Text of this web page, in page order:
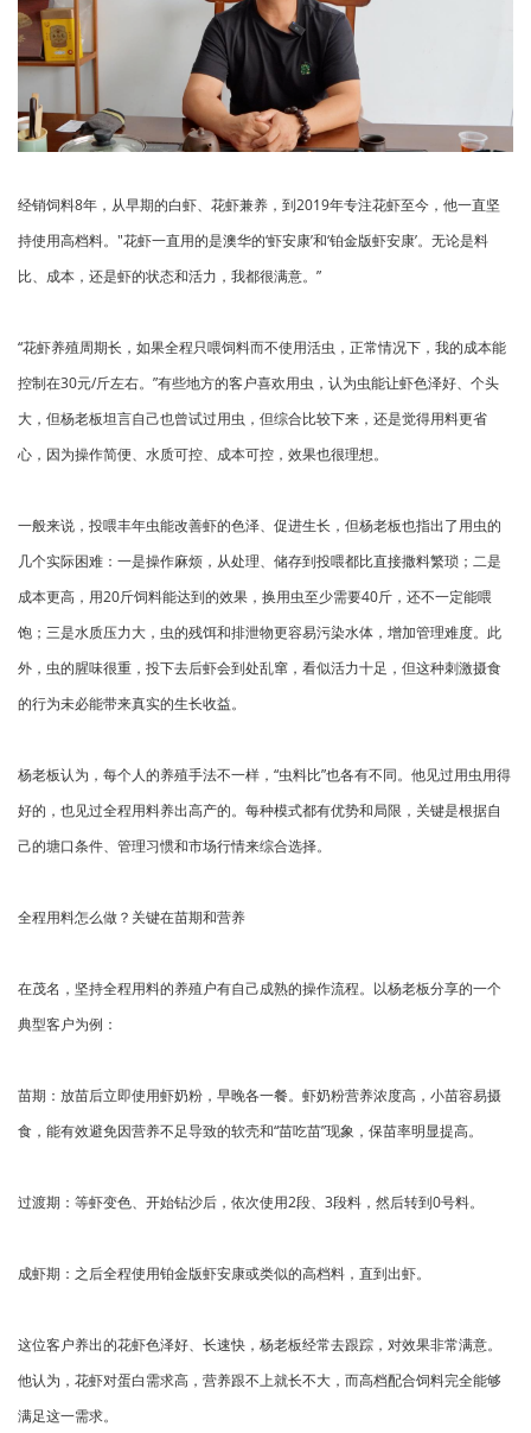
经销饲料8年，从早期的白虾、花虾兼养，到2019年专注花虾至今，他一直坚
持使用高档料。"花虾一直用的是澳华的‘虾安康’和‘铂金版虾安康’。无论是料
比、成本，还是虾的状态和活力，我都很满意。”
“花虾养殖周期长，如果全程只喂饲料而不使用活虫，正常情况下，我的成本能
控制在30元/斤左右。”有些地方的客户喜欢用虫，认为虫能让虾色泽好、个头
大，但杨老板坦言自己也曾试过用虫，但综合比较下来，还是觉得用料更省
心，因为操作简便、水质可控、成本可控，效果也很理想。
一般来说，投喂丰年虫能改善虾的色泽、促进生长，但杨老板也指出了用虫的
几个实际困难：一是操作麻烦，从处理、储存到投喂都比直接撒料繁琐；二是
成本更高，用20斤饲料能达到的效果，换用虫至少需要40斤，还不一定能喂
饱；三是水质压力大，虫的残饵和排泄物更容易污染水体，增加管理难度。此
外，虫的腥味很重，投下去后虾会到处乱窜，看似活力十足，但这种刺激摄食
的行为未必能带来真实的生长收益。
杨老板认为，每个人的养殖手法不一样，“虫料比”也各有不同。他见过用虫用得
好的，也见过全程用料养出高产的。每种模式都有优势和局限，关键是根据自
己的塘口条件、管理习惯和市场行情来综合选择。
全程用料怎么做？关键在苗期和营养
在茂名，坚持全程用料的养殖户有自己成熟的操作流程。以杨老板分享的一个
典型客户为例：
苗期：放苗后立即使用虾奶粉，早晚各一餐。虾奶粉营养浓度高，小苗容易摄
食，能有效避免因营养不足导致的软壳和“苗吃苗”现象，保苗率明显提高。
过渡期：等虾变色、开始钻沙后，依次使用2段、3段料，然后转到0号料。
成虾期：之后全程使用铂金版虾安康或类似的高档料，直到出虾。
这位客户养出的花虾色泽好、长速快，杨老板经常去跟踪，对效果非常满意。
他认为，花虾对蛋白需求高，营养跟不上就长不大，而高档配合饲料完全能够
满足这一需求。